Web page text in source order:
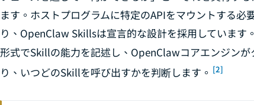
ます。ホストプログラムに特定のAPIをマウントする
り、OpenClaw Skillsは宣言的な設計を採用しています
形式でSkillの能力を記述し、OpenClawコアエンジン
り、いつどのSkillを呼び出すかを判断します。 [2]